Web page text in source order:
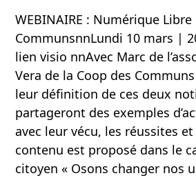
WEBINAIRE : Numérique Libre
CommunsnnLundi 10 mars |
lien visio nnAvec Marc de
Vera de la Coop des
leur définition de ces deux
partageront des exemples
avec leur vécu, les réussites
contenu est proposé dans le
citoyen « Osons changer nos